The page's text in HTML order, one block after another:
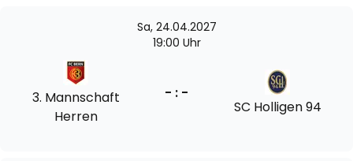
Sa, 24.04.2027
19:00 Uhr
3. Mannschaft
Herren
- : -
SC Holligen 94